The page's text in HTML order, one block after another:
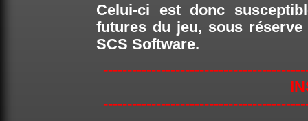
Celui-ci est donc
futures du jeu, sous
SCS Software.